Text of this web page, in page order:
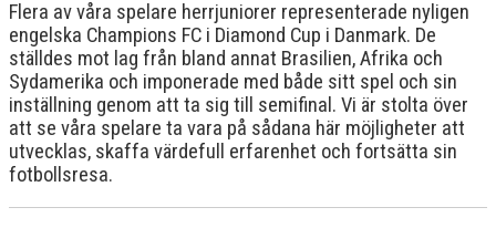
Flera av våra spelare herrjuniorer representerade nyligen
engelska Champions FC i Diamond Cup i Danmark. De
ställdes mot lag från bland annat Brasilien, Afrika och
Sydamerika och imponerade med både sitt spel och sin
inställning genom att ta sig till semifinal. Vi är stolta över
att se våra spelare ta vara på sådana här möjligheter att
utvecklas, skaffa värdefull erfarenhet och fortsätta sin
fotbollsresa.